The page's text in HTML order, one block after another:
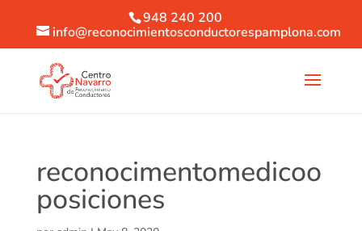
948 240 200
info@reconocimientosconductorespamplona.com
reconocimentomedicoo
posiciones